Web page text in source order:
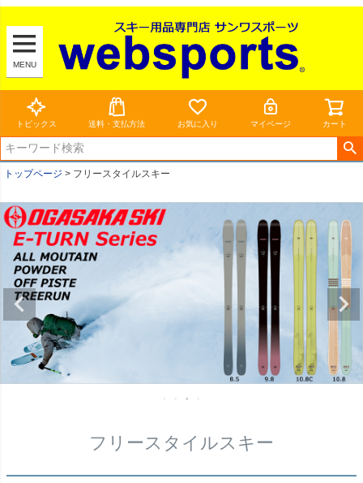
MENU
トピックス 送料・支払方法 お気に入り マイページ カート
トップページ フリースタイルスキー
フリースタイルスキー